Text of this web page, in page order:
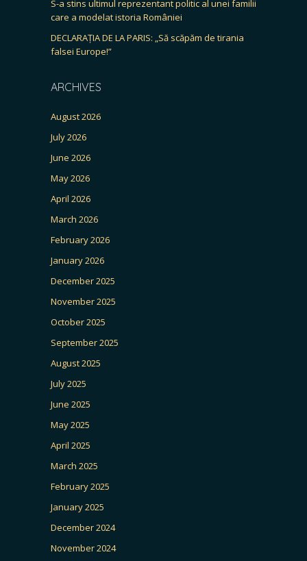
S-a stins ultimul reprezentant politic al unei familii
care a modelat istoria României
DECLARAȚIA DE LA PARIS: „Să scăpăm de tirania
falsei Europe!”
ARCHIVES
August 2026
July 2026
June 2026
May 2026
April 2026
March 2026
February 2026
January 2026
December 2025
November 2025
October 2025
September 2025
August 2025
July 2025
June 2025
May 2025
April 2025
March 2025
February 2025
January 2025
December 2024
November 2024